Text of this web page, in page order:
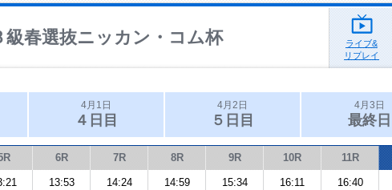
級春選抜ニッカン・コム杯
ライブ&
リプレイ
4月1日
４日目
4月2日
５日目
4月3日
最終日
6R 7R 8R 9R 10R 11R
13:53 14:24 14:59 15:34 16:11 16:40